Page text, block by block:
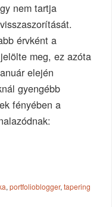
nem tartja
érvként a
meg, ez azóta
elején
gyengébb
fényében a
,portfolioblogger,tapering